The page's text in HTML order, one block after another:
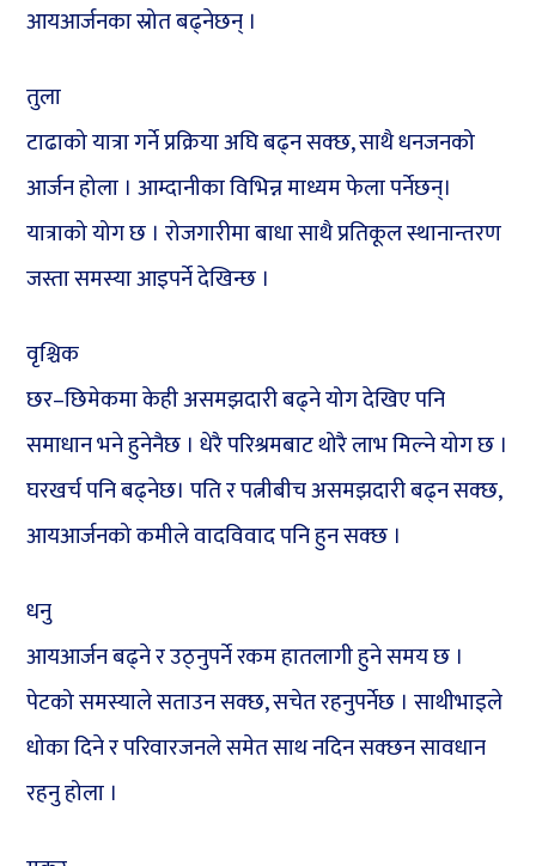
आयआर्जनका स्रोत बढ्नेछन् ।
तुला
टाढाको यात्रा गर्ने प्रक्रिया अघि बढ्न सक्छ, साथै धनजनको
आर्जन होला । आम्दानीका विभिन्न माध्यम फेला पर्नेछन्।
यात्राको योग छ । रोजगारीमा बाधा साथै प्रतिकूल स्थानान्तरण
जस्ता समस्या आइपर्ने देखिन्छ ।
वृश्चिक
छर–छिमेकमा केही असमझदारी बढ्ने योग देखिए पनि
समाधान भने हुनेनैछ । धेरै परिश्रमबाट थोरै लाभ मिल्ने योग छ ।
घरखर्च पनि बढ्नेछ। पति र पत्नीबीच असमझदारी बढ्न सक्छ,
आयआर्जनको कमीले वादविवाद पनि हुन सक्छ ।
धनु
आयआर्जन बढ्ने र उठ्नुपर्ने रकम हातलागी हुने समय छ ।
पेटको समस्याले सताउन सक्छ, सचेत रहनुपर्नेछ । साथीभाइले
धोका दिने र परिवारजनले समेत साथ नदिन सक्छन सावधान
रहनु होला ।